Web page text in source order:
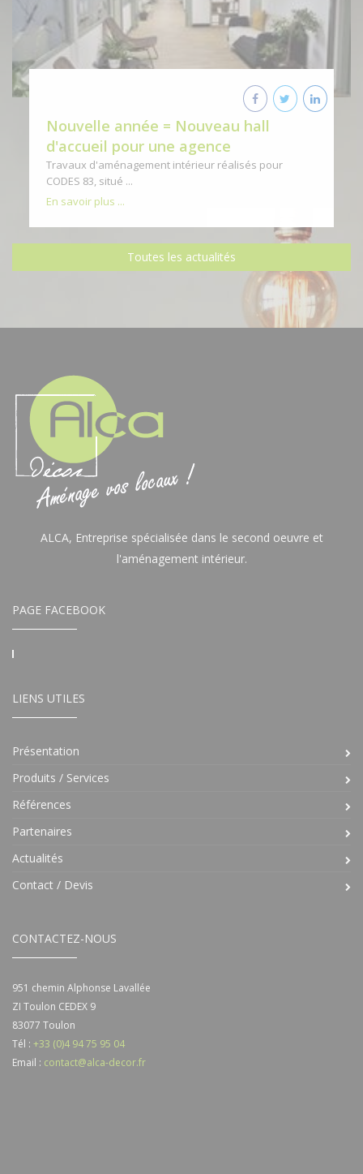
Nouvelle année = Nouveau hall
d'accueil pour une agence
Travaux d'aménagement intérieur réalisés pour
CODES 83, situé ...
En savoir plus ...
Toutes les actualités
ALCA, Entreprise spécialisée dans le second oeuvre et
l'aménagement intérieur.
PAGE FACEBOOK
LIENS UTILES
Présentation
Produits / Services
Références
Partenaires
Actualités
Contact / Devis
CONTACTEZ-NOUS
951 chemin Alphonse Lavallée
ZI Toulon CEDEX 9
83077 Toulon
Tél : +33 (0)4 94 75 95 04
Email : contact@alca-decor.fr